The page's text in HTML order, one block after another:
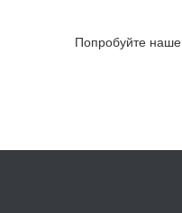
Попробуйте наше